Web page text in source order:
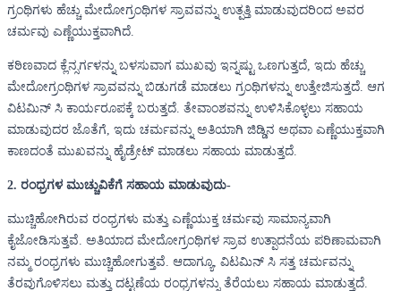
ಗ್ರಂಥಿಗಳು ಹೆಚ್ಚು ಮೇದೋಗ್ರಂಥಿಗಳ ಸ್ರಾವವನ್ನು ಉತ್ಪತ್ತಿ ಮಾಡುವುದರಿಂದ ಅವರ
ಚರ್ಮವು ಎಣ್ಣೆಯುಕ್ತವಾಗಿದೆ.
ಕಠಿಣವಾದ ಕ್ಲೆನ್ಸರ್ಗಳನ್ನು ಬಳಸುವಾಗ ಮುಖವು ಇನ್ನಷ್ಟು ಒಣಗುತ್ತದೆ, ಇದು ಹೆಚ್ಚು
ಮೇದೋಗ್ರಂಥಿಗಳ ಸ್ರಾವವನ್ನು ಬಿಡುಗಡೆ ಮಾಡಲು ಗ್ರಂಥಿಗಳನ್ನು ಉತ್ತೇಜಿಸುತ್ತದೆ. ಆಗ
ವಿಟಮಿನ್ ಸಿ ಕಾರ್ಯರೂಪಕ್ಕೆ ಬರುತ್ತದೆ. ತೇವಾಂಶವನ್ನು ಉಳಿಸಿಕೊಳ್ಳಲು ಸಹಾಯ
ಮಾಡುವುದರ ಜೊತೆಗೆ, ಇದು ಚರ್ಮವನ್ನು ಅತಿಯಾಗಿ ಜಿಡ್ಡಿನ ಅಥವಾ ಎಣ್ಣೆಯುಕ್ತವಾಗಿ
ಕಾಣದಂತೆ ಮುಖವನ್ನು ಹೈಡ್ರೇಟ್ ಮಾಡಲು ಸಹಾಯ ಮಾಡುತ್ತದೆ.
2. ರಂಧ್ರಗಳ ಮುಚ್ಚುವಿಕೆಗೆ ಸಹಾಯ ಮಾಡುವುದು-
ಮುಚ್ಚಿಹೋಗಿರುವ ರಂಧ್ರಗಳು ಮತ್ತು ಎಣ್ಣೆಯುಕ್ತ ಚರ್ಮವು ಸಾಮಾನ್ಯವಾಗಿ
ಕೈಜೋಡಿಸುತ್ತವೆ. ಅತಿಯಾದ ಮೇದೋಗ್ರಂಥಿಗಳ ಸ್ರಾವ ಉತ್ಪಾದನೆಯ ಪರಿಣಾಮವಾಗಿ
ನಮ್ಮ ರಂಧ್ರಗಳು ಮುಚ್ಚಿಹೋಗುತ್ತವೆ. ಆದಾಗ್ಯೂ, ವಿಟಮಿನ್ ಸಿ ಸತ್ತ ಚರ್ಮವನ್ನು
ತೆರವುಗೊಳಿಸಲು ಮತ್ತು ದಟ್ಟಣೆಯ ರಂಧ್ರಗಳನ್ನು ತೆರೆಯಲು ಸಹಾಯ ಮಾಡುತ್ತದೆ.